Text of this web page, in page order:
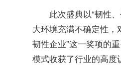
此次盛典以“韧性
大环境充满不确定性，
韧性企业”这一奖项的
模式收获了行业的高度